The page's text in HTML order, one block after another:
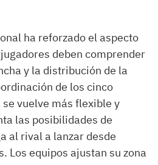
ha reforzado el aspecto
deben comprender
y la distribución de la
de los cinco
vuelve más flexible y
las posibilidades de
al rival a lanzar desde
Los equipos ajustan su zona